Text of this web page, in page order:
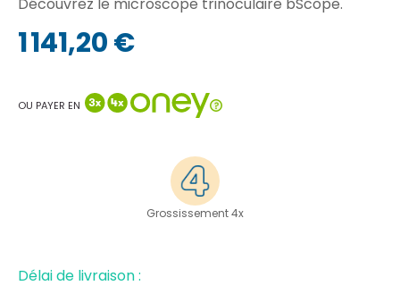
1 141,20 €
OU PAYER EN
Grossissement 4x
Délai de livraison :